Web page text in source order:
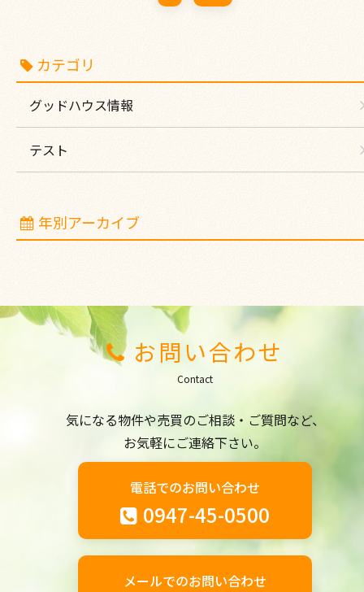
カテゴリ
グッドハウス情報
テスト
年別アーカイブ
お問い合わせ
Contact
気になる物件や売買のご相談・ご質問など、
お気軽にご連絡下さい。
電話でのお問い合わせ
0947-45-0500
メールでのお問い合わせ